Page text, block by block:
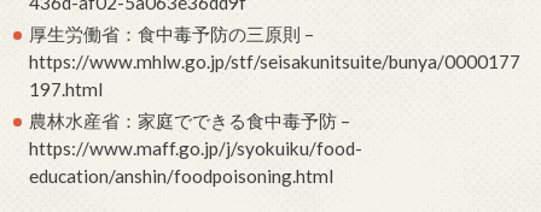
厚生労働省：食中毒予防の三原則 –
https://www.mhlw.go.jp/stf/seisakunitsuite/bunya/0000177
197.html
農林水産省：家庭でできる食中毒予防 –
https://www.maff.go.jp/j/syokuiku/food-
education/anshin/foodpoisoning.html